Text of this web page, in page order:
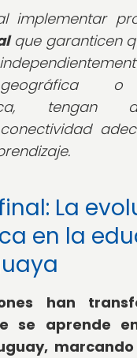
implementar
que garanticen
o
tengan
La
en la
han
se aprende